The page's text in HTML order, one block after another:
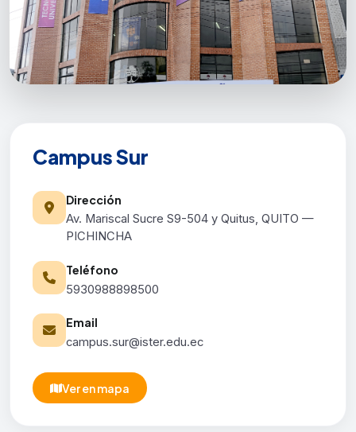
Campus Sur
Dirección
Av. Mariscal Sucre S9-504 y Quitus, QUITO —
PICHINCHA
Teléfono
5930988898500
Email
campus.sur@ister.edu.ec
Ver en mapa